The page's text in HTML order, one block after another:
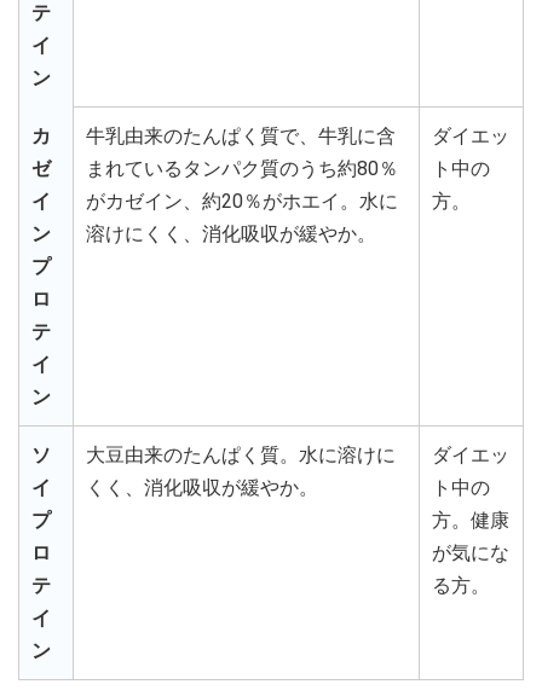
テ
イ
ン
カ
ゼ
イ
ン
プ
ロ
テ
イ
ン
牛乳由来のたんぱく質で、牛乳に含
まれているタンパク質のうち約80％
がカゼイン、約20％がホエイ。水に
溶けにくく、消化吸収が緩やか。
ダイエッ
ト中の
方。
ソ
イ
プ
ロ
テ
イ
ン
大豆由来のたんぱく質。水に溶けに
くく、消化吸収が緩やか。
ダイエッ
ト中の
方。健康
が気にな
る方。